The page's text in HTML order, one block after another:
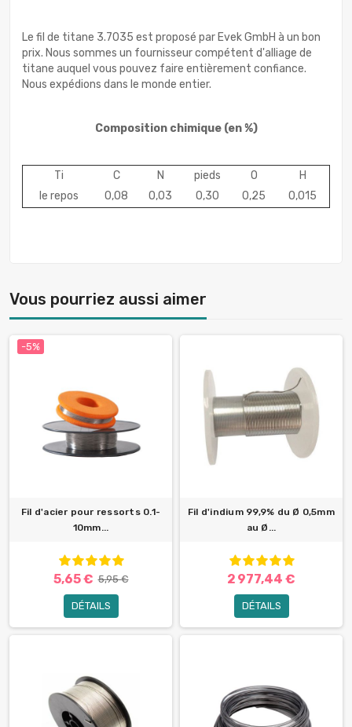
Le fil de titane 3.7035 est proposé par Evek GmbH à un bon
prix. Nous sommes un fournisseur compétent d'alliage de
titane auquel vous pouvez faire entièrement confiance.
Nous expédions dans le monde entier.
Composition chimique (en %)
Ti C N pieds O
H
le repos
0,08 0,03 0,30 0,25 0,015
Vous pourriez aussi aimer
-5%
Fil d'acier pour ressorts 0.1-
10mm...
5,65 € 5,95 €
DÉTAILS
Fil d'indium 99,9% du Ø 0,5mm
au Ø...
2 977,44 €
DÉTAILS